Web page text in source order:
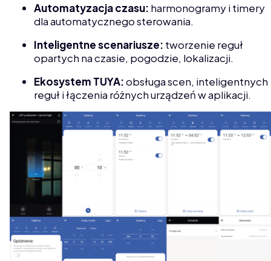
Automatyzacja czasu: harmonogramy i timery
dla automatycznego sterowania.
Inteligentne scenariusze: tworzenie reguł
opartych na czasie, pogodzie, lokalizacji.
Ekosystem TUYA:obsługa scen, inteligentnych
reguł i łączenia różnych urządzeń w aplikacji.